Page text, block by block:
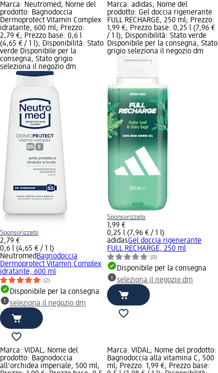
Marca: Neutromed; Nome del
prodotto: Bagnodoccia
Dermoprotect Vitamin Complex
idratante, 600 ml; Prezzo:
2,79 €; Prezzo base: 0,6 l
(4,65 € / 1 l); Disponibilità: Stato
verde Disponibile per la
consegna, Stato grigio
seleziona il negozio dm
Sponsorizzato
2,79 €
0,6 l (4,65 € / 1 l)
NeutromedBagnodoccia
Dermoprotect Vitamin Complex
idratante, 600 ml
(2)
Disponibile per la consegna
seleziona il negozio dm
Marca: adidas; Nome del
prodotto: Gel doccia rigenerante
FULL RECHARGE, 250 ml; Prezzo:
1,99 €; Prezzo base: 0,25 l (7,96 €
/ 1 l); Disponibilità: Stato verde
Disponibile per la consegna, Stato
grigio seleziona il negozio dm
Sponsorizzato
1,99 €
0,25 l (7,96 € / 1 l)
adidasGel doccia rigenerante
FULL RECHARGE, 250 ml
(0)
Disponibile per la consegna
seleziona il negozio dm
Marca: VIDAL; Nome del
prodotto: Bagnodoccia
all'orchidea imperiale, 500 ml;
Marca: VIDAL; Nome del prodotto:
Bagnodoccia alla vitamina C, 500
ml; Prezzo: 1,99 €; Prezzo base: